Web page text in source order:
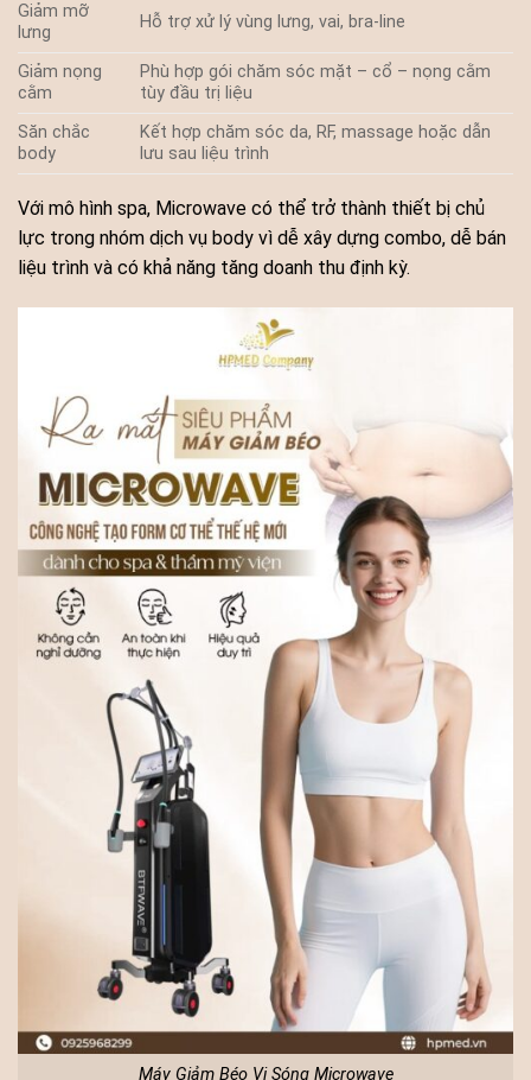
Giảm mỡ
lưng
Hỗ trợ xử lý vùng lưng, vai, bra-line
Giảm nọng
cằm
Phù hợp gói chăm sóc mặt – cổ – nọng cằm
tùy đầu trị liệu
Săn chắc
body
Kết hợp chăm sóc da, RF, massage hoặc dẫn
lưu sau liệu trình
Với mô hình spa, Microwave có thể trở thành thiết bị chủ
lực trong nhóm dịch vụ body vì dễ xây dựng combo, dễ bán
liệu trình và có khả năng tăng doanh thu định kỳ.
Máy Giảm Béo Vi Sóng Microwave